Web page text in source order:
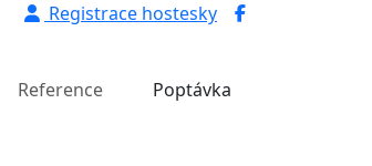
Registrace hostesky
Reference Poptávka